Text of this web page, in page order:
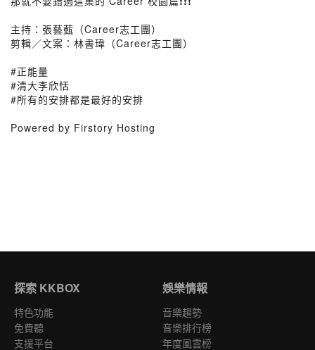
主持：張藝薽（Career志工團）
剪輯／文案：林書瑋（Career志工團）
#正能量
#清大李欣恬
#所有的安排都是最好的安排
Powered by Firstory Hosting
探索 KKBOX
特色功能
免費聽
支援平台
娛樂情報
音樂趨勢
音樂排行榜
年度風雲榜